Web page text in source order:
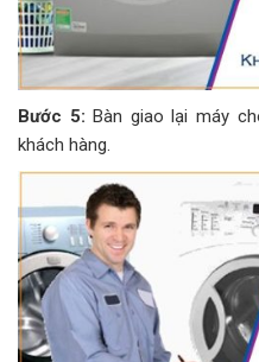
Bước 5: Bàn giao lại máy
khách hàng.